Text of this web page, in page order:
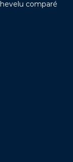
comparé